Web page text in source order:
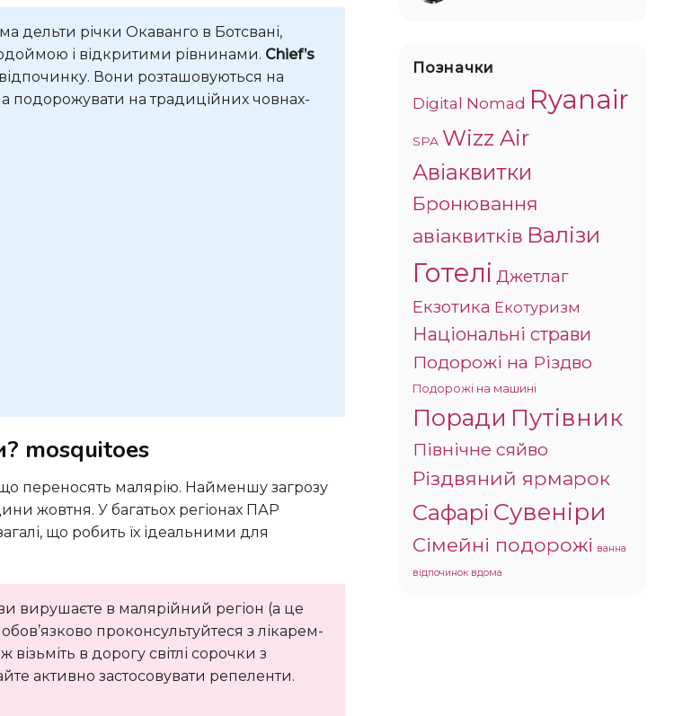
дельти річки Окаванго в Ботсвані,
і відкритими рівнинами. Chief’s
Вони розташовуються на
подорожувати на традиційних човнах-
mosquitoes
жовтня. У багатьох регіонах ПАР
що робить їх ідеальними для
вирушаєте в малярійний регіон (а це
проконсультуйтеся з лікарем-
в дорогу світлі сорочки з
активно застосовувати репеленти.
Позначки
Digital Nomad Ryanair
SPA Wizz Air
Авіаквитки
Бронювання
авіаквитків Валізи
Готелі Джетлаг
Екзотика Екотуризм
Національні страви
Подорожі на Різдво
Подорожі на машині
Поради Путівник
Північне сяйво
Різдвяний ярмарок
Сафарі Сувеніри
Сімейні подорожі ванна
відпочинок вдома